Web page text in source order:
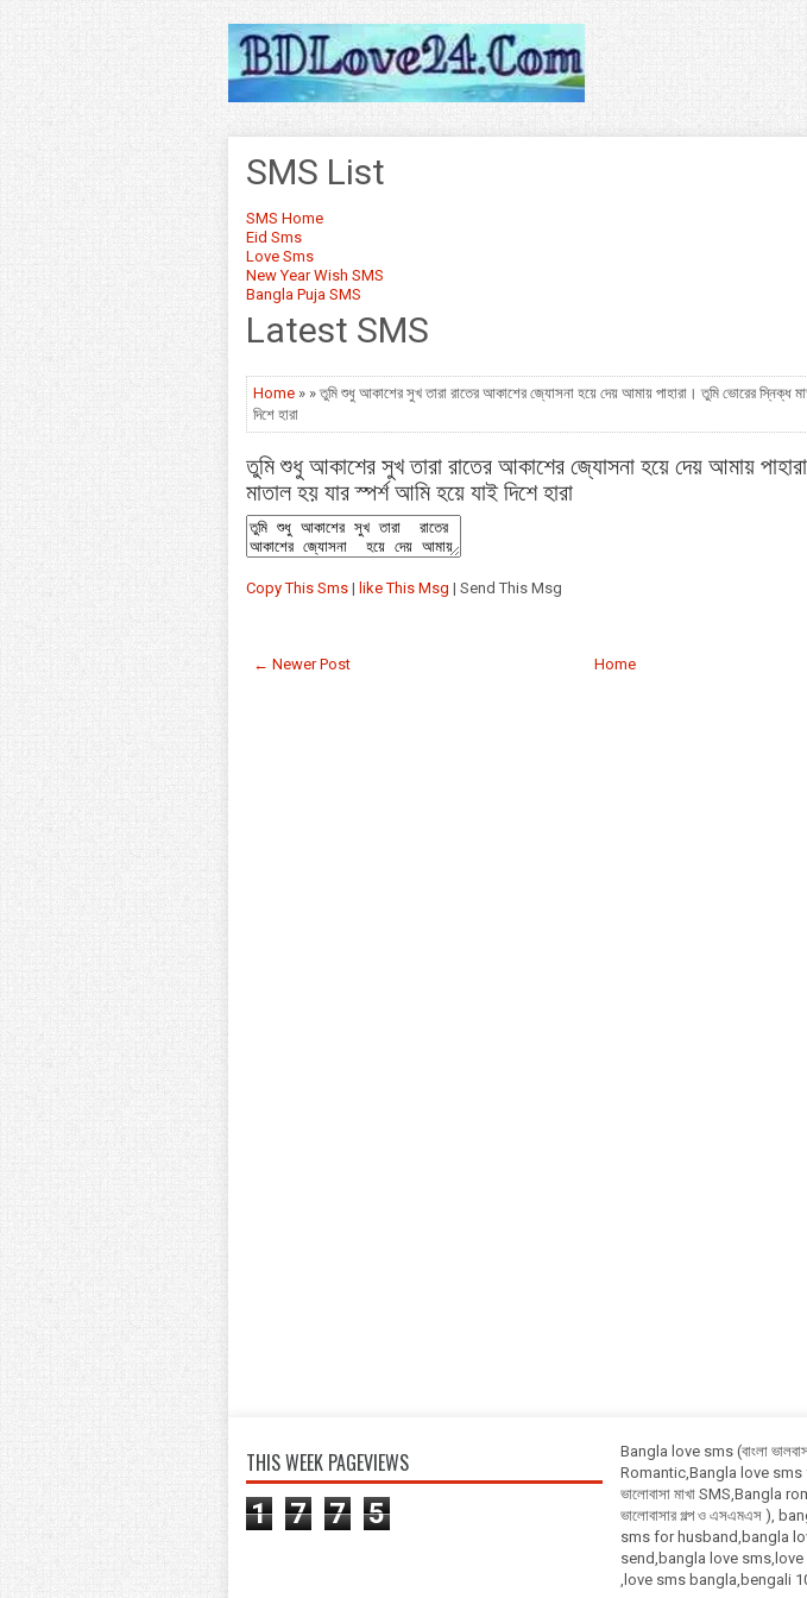
SMS List
SMS Home
Eid Sms
Love Sms
New Year Wish SMS
Bangla Puja SMS
Latest SMS
Home » » তুমি শুধু আকাশের সুখ তারা রাতের আকাশের জ্যোসনা হয়ে দেয় আমায় পাহারা। তুমি ভোরের স্নিক্ধ
দিশে হারা
তুমি শুধু আকাশের সুখ তারা রাতের আকাশের জ্যোসনা হয়ে দেয় আমায়
মাতাল হয় যার স্পর্শ আমি হয়ে যাই দিশে হারা
Copy This Sms | like This Msg | Send This Msg
← Newer Post Home
THIS WEEK PAGEVIEWS
1 7 7 5
Bangla love sms (বাংলা
Romantic,Bangla love sms
ভালোবাসা মাখা SMS,Bangla
ভালোবাসার গল্প ও এসএমএস ),
sms for husband,bangla
send,bangla love
,love sms bangla,bengali